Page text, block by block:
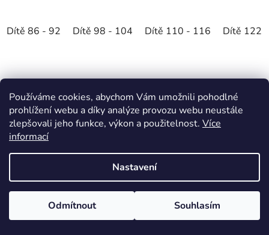
Používáme cookies, abychom Vám umožnili pohodlné
prohlížení webu a díky analýze provozu webu neustále
zlepšovali jeho funkce, výkon a použitelnost. Více
informací
Nastavení
Odmítnout Souhlasím
Dítě 86 - 92 Dítě 98 - 104 Dítě 110 - 116 Dítě 122